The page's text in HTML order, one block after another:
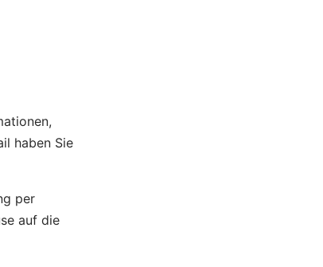
haben Sie
per
auf die